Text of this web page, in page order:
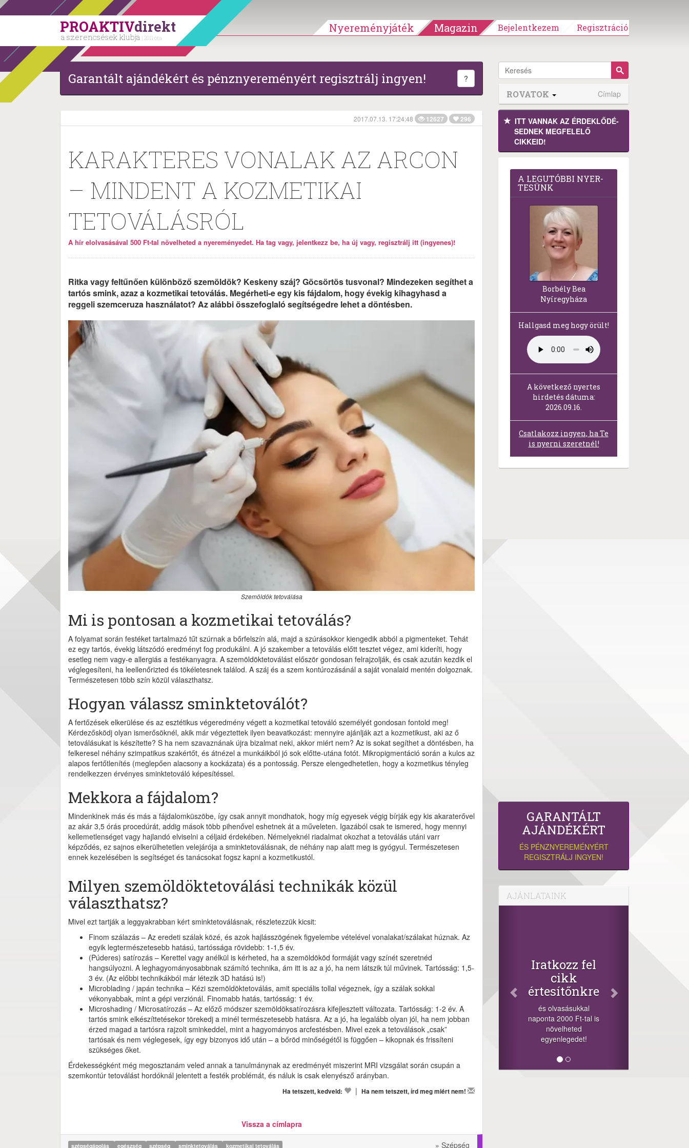
PROAKTIVdirekt
a szerencsések klubja | 2011 óta
Nyereményjáték Magazin Bejelentkezem Regisztráció
Garantált ajándékért és pénznyereményért regisztrálj ingyen! ?
2017.07.13. 17:24:48 12627 296
KARAKTERES VONALAK AZ ARCON
– MINDENT A KOZMETIKAI
TETOVÁLÁSRÓL
A hír elolvasásával 500 Ft-tal növelheted a nyereményedet. Ha tag vagy, jelentkezz be, ha új vagy, regisztrálj itt (ingyenes)!
Ritka vagy feltűnően különböző szemöldök? Keskeny száj? Göcsörtös tusvonal? Mindezeken segíthet a
tartós smink, azaz a kozmetikai tetoválás. Megérheti-e egy kis fájdalom, hogy évekig kihagyhasd a
reggeli szemceruza használatot? Az alábbi összefoglaló segítségedre lehet a döntésben.
Szemöldök tetoválása
Mi is pontosan a kozmetikai tetoválás?
A folyamat során festéket tartalmazó tűt szúrnak a bőrfelszín alá, majd a szúrásokkor kiengedik abból a pigmenteket. Tehát
ez egy tartós, évekig látszódó eredményt fog produkálni. A jó szakember a tetoválás előtt tesztet végez, ami kideríti, hogy
esetleg nem vagy-e allergiás a festékanyagra. A szemöldöktetoválást először gondosan felrajzolják, és csak azután kezdik el
véglegesíteni, ha leellenőrizted és tökéletesnek találod. A száj és a szem kontúrozásánál a saját vonalaid mentén dolgoznak.
Természetesen több szín közül választhatsz.
Hogyan válassz sminktetoválót?
A fertőzések elkerülése és az esztétikus végeredmény végett a kozmetikai tetováló személyét gondosan fontold meg!
Kérdezősködj olyan ismerősöknél, akik már végeztettek ilyen beavatkozást: mennyire ajánlják azt a kozmetikust, aki az ő
tetoválásukat is készítette? S ha nem szavaznának újra bizalmat neki, akkor miért nem? Az is sokat segíthet a döntésben, ha
felkeresel néhány szimpatikus szakértőt, és átnézel a munkáikból jó sok előtte-utána fotót. Mikropigmentáció során a kulcs az
alapos fertőtlenítés (meglepően alacsony a kockázata) és a pontosság. Persze elengedhetetlen, hogy a kozmetikus tényleg
rendelkezzen érvényes sminktetováló képesítéssel.
Mekkora a fájdalom?
Mindenkinek más és más a fájdalomküszöbe, így csak annyit mondhatok, hogy míg egyesek végig bírják egy kis akaraterővel
az akár 3,5 órás procedúrát, addig mások több pihenővel eshetnek át a műveleten. Igazából csak te ismered, hogy mennyi
kellemetlenséget vagy hajlandó elviselni a céljaid érdekében. Némelyeknél riadalmat okozhat a tetoválás utáni varr
képződés, ez sajnos elkerülhetetlen velejárója a sminktetoválásnak, de néhány nap alatt meg is gyógyul. Természetesen
ennek kezelésében is segítséget és tanácsokat fogsz kapni a kozmetikustól.
Milyen szemöldöktetoválási technikák közül
választhatsz?
Mivel ezt tartják a leggyakrabban kért sminktetoválásnak, részletezzük kicsit:
Finom szálazás – Az eredeti szálak közé, és azok hajlásszögének figyelembe vételével vonalakat/szálakat húznak. Az
egyik legtermészetesebb hatású, tartóssága rövidebb: 1-1,5 év.
(Púderes) satírozás – Kerettel vagy anélkül is kérheted, ha a szemöldököd formáját vagy színét szeretnéd
hangsúlyozni. A leghagyományosabbnak számító technika, ám itt is az a jó, ha nem látszik túl művinek. Tartósság: 1,5-
3 év. (Az előbbi technikákból már létezik 3D hatású is!)
Microblading / japán technika – Kézi szemöldöktetoválás, amit speciális tollal végeznek, így a szálak sokkal
vékonyabbak, mint a gépi verziónál. Finomabb hatás, tartósság: 1 év.
Microshading / Microsatírozás – Az előző módszer szemöldöksatírozásra kifejlesztett változata. Tartósság: 1-2 év. A
tartós smink elkészíttetésekor törekedj a minél természetesebb hatásra. Az a jó, ha legalább olyan jól, ha nem jobban
érzed magad a tartósra rajzolt sminkeddel, mint a hagyományos arcfestésben. Mivel ezek a tetoválások „csak”
tartósak és nem véglegesek, így egy bizonyos idő után – a bőröd minőségétől is függően – kikopnak és frissíteni
szükséges őket.
Érdekességként még megosztanám veled annak a tanulmánynak az eredményét miszerint MRI vizsgálat során csupán a
szemkontúr tetoválást hordóknál jelentett a festék problémát, és náluk is csak elenyésző arányban.
Ha tetszett, kedveld: | Ha nem tetszett, írd meg miért nem!
Vissza a címlapra
szépségápolás egészség szépség sminktetoválás kozmetikai tetoválás » Szépség
ROVATOK Címlap
ITT VANNAK AZ ÉRDEK­LŐDÉ­
SEDNEK MEGFE­LELŐ
CIKKEID!
A LEG­U­TÓB­BI NYER­
TE­SÜNK
Borbély Bea
Nyíregyháza
Hallgasd meg hogy örült!
A következő nyertes
hirdetés dátuma:
2026.09.16.
Csatlakozz ingyen, ha Te
is nyerni szeretnél!
GARANTÁLT
AJÁNDÉKÉRT
ÉS PÉNZNYEREMÉNYÉRT
REGISZTRÁLJ INGYEN!
AJÁNLATAINK
Iratkozz fel
értesítőnkre
és olvasásukkal
naponta 2000 Ft-tal is
egyenlegedet!
+1.000.000 Ft...
-nyeremény növelés jár
a szerencsésnek a
sorsolás napján! A
cikkek alján találsz
megosztási
lehetőséget. Lájkolj is